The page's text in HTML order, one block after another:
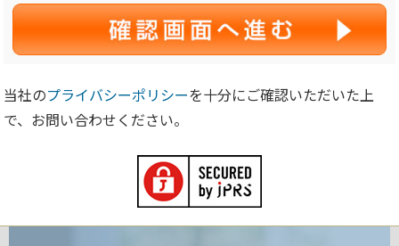
当社のプライバシーポリシーを十分にご確認いただいた上
で、お問い合わせください。